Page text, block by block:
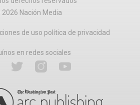
2026 Nación Media
de uso política de privacidad
en redes sociales